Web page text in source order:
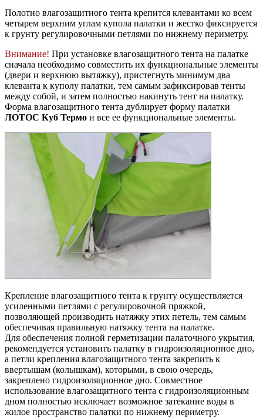
Полотно влагозащитного тента крепится клевантами ко всем
четырем верхним углам купола палатки и жестко фиксируется
к грунту регулировочными петлями по нижнему периметру.
Внимание! При установке влагозащитного тента на палатке
сначала необходимо совместить их функциональные элементы
(двери и верхнюю вытяжку), пристегнуть минимум два
клеванта к куполу палатки, тем самым зафиксировав тенты
между собой, и затем полностью накинуть тент на палатку.
Форма влагозащитного тента дублирует форму палатки
ЛОТОС Куб Термо и все ее функциональные элементы.
Крепление влагозащитного тента к грунту осуществляется
усиленными петлями с регулировочной пряжкой,
позволяющей производить натяжку этих петель, тем самым
обеспечивая правильную натяжку тента на палатке.
Для обеспечения полной герметизации палаточного укрытия,
рекомендуется установить палатку в гидроизоляционное дно,
а петли крепления влагозащитного тента закрепить к
ввертышам (колышкам), которыми, в свою очередь,
закреплено гидроизоляционное дно. Совместное
использование влагозащитного тента с гидроизоляционным
дном полностью исключает возможное затекание воды в
жилое пространство палатки по нижнему периметру.